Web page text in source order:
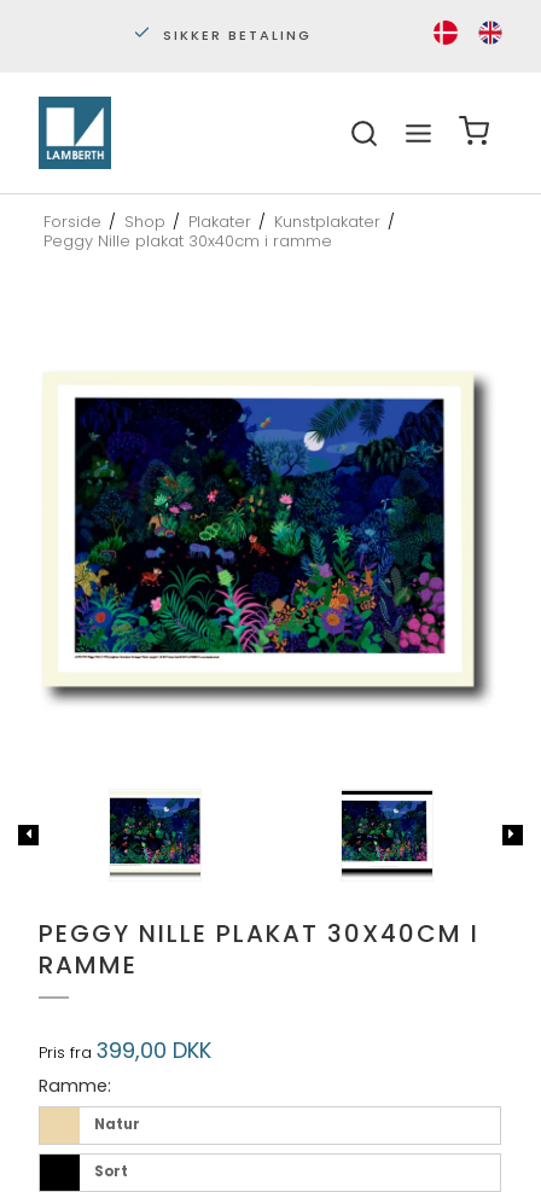
SIKKER BETALING
Forside / Shop / Plakater / Kunstplakater /
Peggy Nille plakat 30x40cm i ramme
PEGGY NILLE PLAKAT 30X40CM I
RAMME
Pris fra 399,00 DKK
Ramme:
Natur
Sort